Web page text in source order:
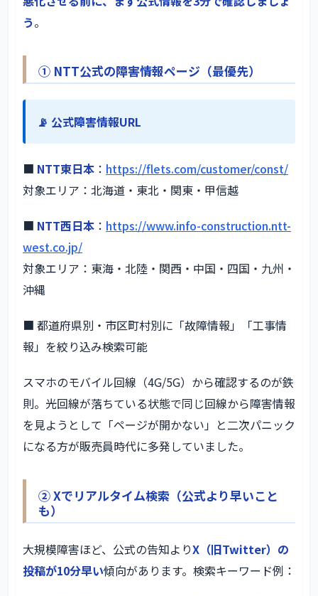
う。
① NTT公式の障害情報ページ（最優先）
📡 公式障害情報URL
■ NTT東日本 ： https://flets.com/customer/const/
対象エリア：北海道・東北・関東・甲信越
■ NTT西日本 ： https://www.info-construction.ntt-
west.co.jp/
対象エリア：東海・北陸・関西・中国・四国・九州・
沖縄
■ 都道府県別・市区町村別に「故障情報」「工事情
報」を絞り込み検索可能
スマホのモバイル回線（4G/5G）から確認するのが鉄
則。光回線が落ちている状態で同じ回線から障害情報
を見ようとして「ページが開かない」と二次パニック
になる方が販売員時代に多発していました。
② Xでリアルタイム検索（公式より早いこと
も）
大規模障害ほど、公式の告知よりX（旧Twitter）の
投稿が10分早い傾向があります。検索キーワード例：